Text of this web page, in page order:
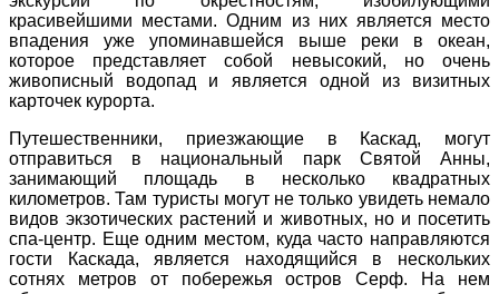
красивейшими местами. Одним из них является место
впадения уже упоминавшейся выше реки в океан,
которое представляет собой невысокий, но очень
живописный водопад и является одной из визитных
карточек курорта.
Путешественники, приезжающие в Каскад, могут
отправиться в национальный парк Святой Анны,
занимающий площадь в несколько квадратных
километров. Там туристы могут не только увидеть немало
видов экзотических растений и животных, но и посетить
спа-центр. Еще одним местом, куда часто направляются
гости Каскада, является находящийся в нескольких
сотнях метров от побережья остров Серф. На нем